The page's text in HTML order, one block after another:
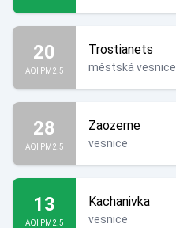
20
AQI PM2.5
Trostianets
městská vesnice
28
AQI PM2.5
Zaozerne
vesnice
13
AQI PM2.5
Kachanivka
vesnice